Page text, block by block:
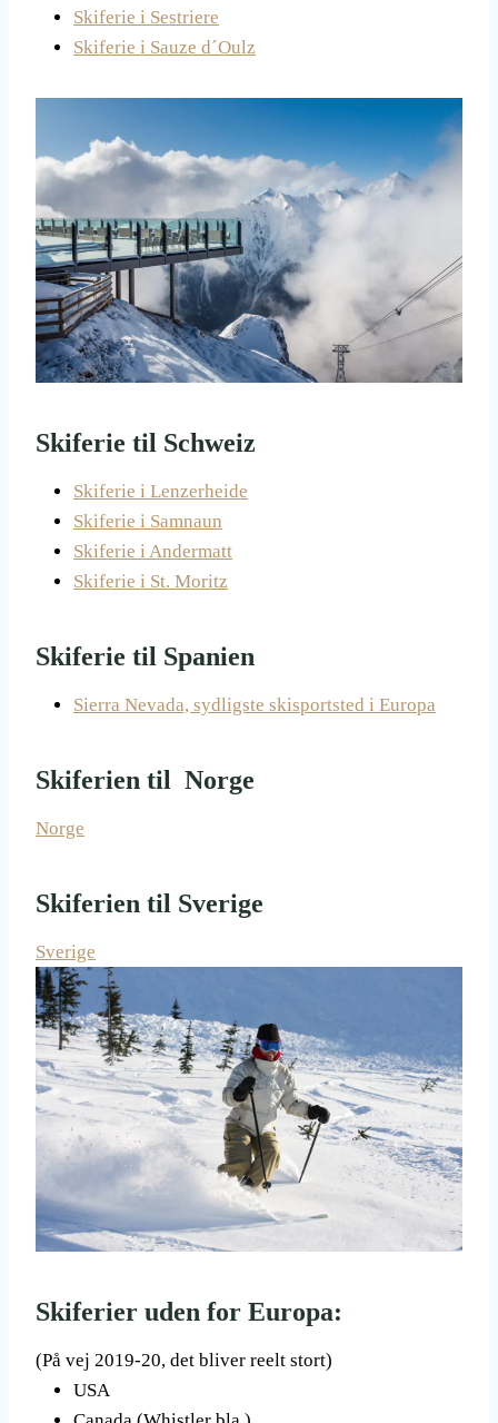
Skiferie i Sestriere
Skiferie i Sauze d´Oulz
Skiferie til Schweiz
Skiferie i Lenzerheide
Skiferie i Samnaun
Skiferie i Andermatt
Skiferie i St. Moritz
Skiferie til Spanien
Sierra Nevada, sydligste skisportsted i Europa
Skiferien til Norge
Norge
Skiferien til Sverige
Sverige
Skiferier uden for Europa:
(På vej 2019-20, det bliver reelt stort)
USA